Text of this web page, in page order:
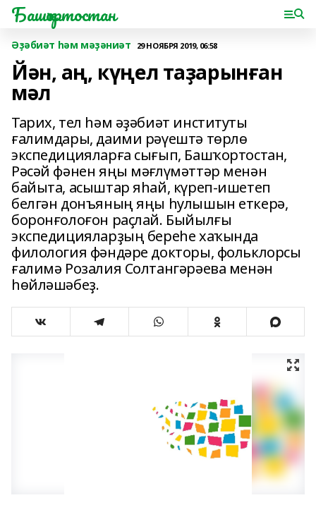
Башҡортостан
Әҙәбиәт һәм мәҙәниәт 29 НОЯБРЯ 2019, 06:58
Йән, аң, күңел таҙарынған
мәл
Тарих, тел һәм әҙәбиәт институты
ғалимдары, даими рәүештә төрлө
экспедицияларға сығып, Башҡортостан,
Рәсәй фәнен яңы мәғлүмәттәр менән
байыта, асыштар яһай, күреп-ишетеп
белгән донъяның яңы һулышын еткерә,
боронғолоғон раҫлай. Быйылғы
экспедицияларҙың береһе хаҡында
филология фәндәре докторы, фольклорсы
ғалимә Розалия Солтангәрәева менән
һөйләшәбеҙ.